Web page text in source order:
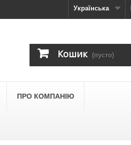
Українська
Кошик (пусто)
ПРО КОМПАНІЮ